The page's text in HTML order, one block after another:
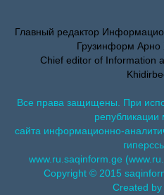
Главный редактор
Грузинформ Арно
Chief editor of Information
Все права защищены. При
републикации
сайта информационно-
www.ru.saqinform.ge
Copyright © 2015
Created